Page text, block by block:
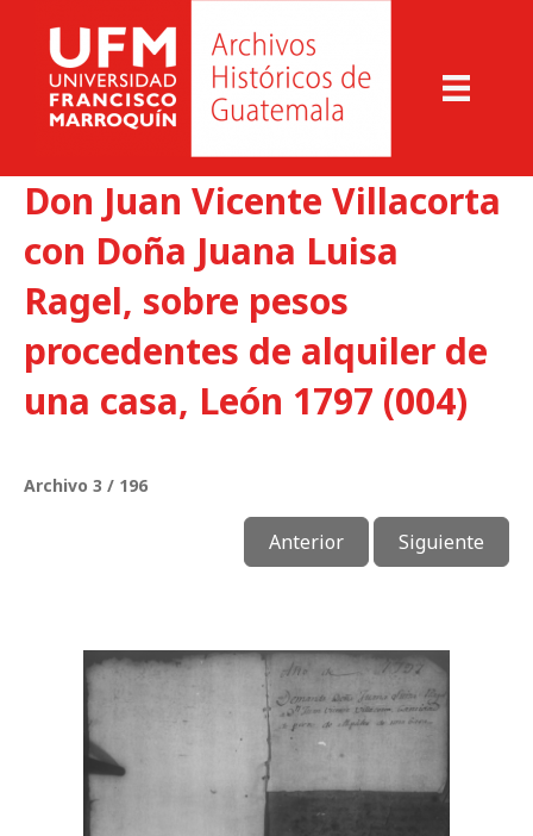
Don Juan Vicente Villacorta
con Doña Juana Luisa
Ragel, sobre pesos
procedentes de alquiler de
una casa, León 1797 (004)
Archivo 3 / 196
Anterior Siguiente